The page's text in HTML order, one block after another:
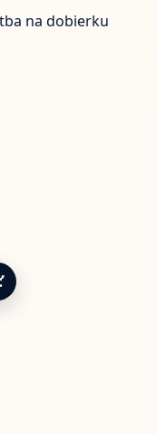
na dobierku